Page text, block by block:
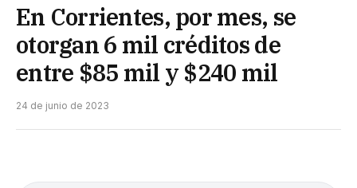
En Corrientes, por mes, se
otorgan 6 mil créditos de
entre $85 mil y $240 mil
24 de junio de 2023